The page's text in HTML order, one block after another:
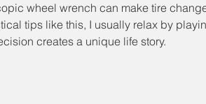
wheel wrench can make tire
tips like this, I usually relax by
creates a unique life story.